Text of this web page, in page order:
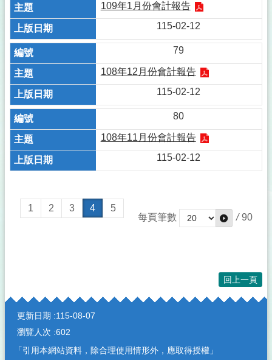
109年1月份會計報告
115-02-12
79
108年12月份會計報告
115-02-12
80
108年11月份會計報告
115-02-12
1 2 3 4
5
每頁筆數
/ 90
回上一頁
:::
更新日期
115-08-07
瀏覽人次 602
「引用本網站資料，除合理使用情形外，應取得授權」